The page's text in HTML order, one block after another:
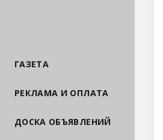
ГАЗЕТА
РЕКЛАМА И ОПЛАТА
ДОСКА ОБЪЯВЛЕНИЙ